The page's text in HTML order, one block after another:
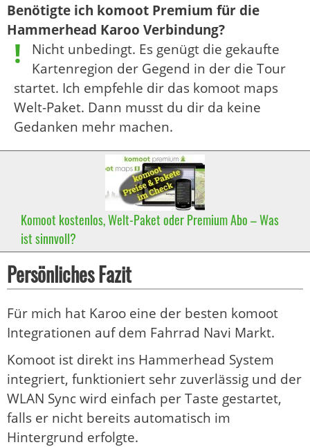
Benötigte ich komoot Premium für die
Hammerhead Karoo Verbindung?
Nicht unbedingt. Es genügt die gekaufte
Kartenregion der Gegend in der die Tour
startet. Ich empfehle dir das komoot maps
Welt-Paket. Dann musst du dir da keine
Gedanken mehr machen.
Komoot kostenlos, Welt-Paket oder Premium Abo – Was
ist sinnvoll?
Persönliches Fazit
Für mich hat Karoo eine der besten komoot
Integrationen auf dem Fahrrad Navi Markt.
Komoot ist direkt ins Hammerhead System
integriert, funktioniert sehr zuverlässig und der
WLAN Sync wird einfach per Taste gestartet,
falls er nicht bereits automatisch im
Hintergrund erfolgte.